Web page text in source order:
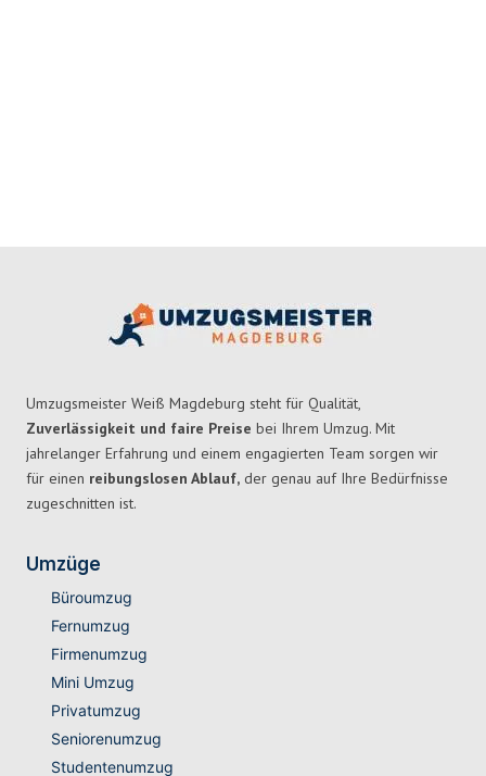
Umzugsmeister Weiß Magdeburg steht für Qualität,
Zuverlässigkeit und faire Preise bei Ihrem Umzug. Mit
jahrelanger Erfahrung und einem engagierten Team sorgen wir
für einen reibungslosen Ablauf, der genau auf Ihre Bedürfnisse
zugeschnitten ist.
Umzüge
Büroumzug
Fernumzug
Firmenumzug
Mini Umzug
Privatumzug
Seniorenumzug
Studentenumzug